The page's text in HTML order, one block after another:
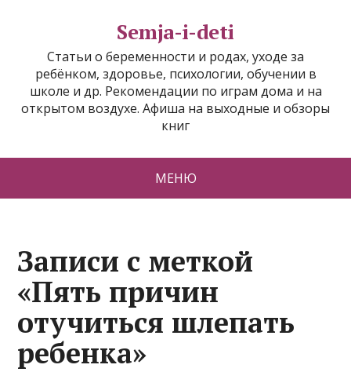
Semja-i-deti
Статьи о беременности и родах, уходе за
ребёнком, здоровье, психологии, обучении в
школе и др. Рекомендации по играм дома и на
открытом воздухе. Афиша на выходные и обзоры
книг
МЕНЮ
Записи с меткой
«Пять причин
отучиться шлепать
ребенка»